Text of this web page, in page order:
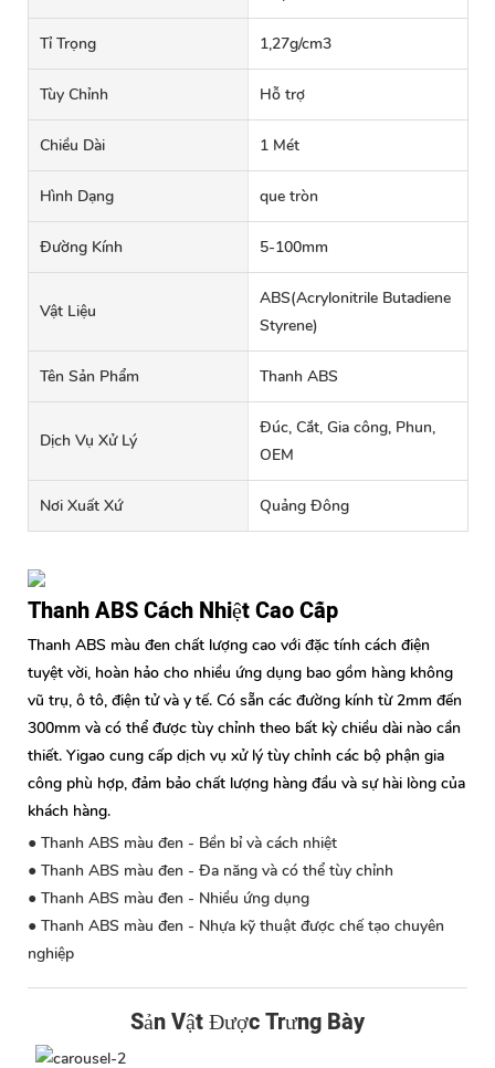
Tỉ Trọng 1,27g/cm3
Tùy Chỉnh Hỗ trợ
Chiều Dài 1 Mét
Hình Dạng que tròn
Đường Kính 5-100mm
Vật Liệu
ABS(Acrylonitrile Butadiene
Styrene)
Tên Sản Phẩm Thanh ABS
Dịch Vụ Xử Lý
Đúc, Cắt, Gia công, Phun,
OEM
Nơi Xuất Xứ Quảng Đông
Thanh ABS Cách Nhiệt Cao Cấp
Thanh ABS màu đen chất lượng cao với đặc tính cách điện
tuyệt vời, hoàn hảo cho nhiều ứng dụng bao gồm hàng không
vũ trụ, ô tô, điện tử và y tế. Có sẵn các đường kính từ 2mm đến
300mm và có thể được tùy chỉnh theo bất kỳ chiều dài nào cần
thiết. Yigao cung cấp dịch vụ xử lý tùy chỉnh các bộ phận gia
công phù hợp, đảm bảo chất lượng hàng đầu và sự hài lòng của
khách hàng.
● Thanh ABS màu đen - Bền bỉ và cách nhiệt
● Thanh ABS màu đen - Đa năng và có thể tùy chỉnh
● Thanh ABS màu đen - Nhiều ứng dụng
● Thanh ABS màu đen - Nhựa kỹ thuật được chế tạo chuyên
nghiệp
Sản Vật Được Trưng Bày